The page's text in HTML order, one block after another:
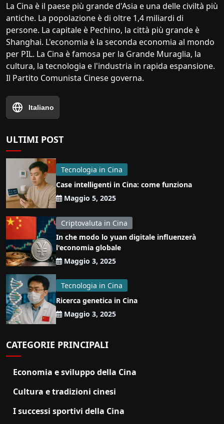
La Cina è il paese più grande d'Asia e una delle civiltà più
antiche. La popolazione è di oltre 1,4 miliardi di
persone. La capitale è Pechino, la città più grande è
Shanghai. L'economia è la seconda economia al mondo
per PIL. La Cina è famosa per la Grande Muraglia, la
cultura, la tecnologia e l'industria in rapida espansione.
Il Partito Comunista Cinese governa.
Italiano
ULTIMI POST
Tecnologia in Cina
Case intelligenti in Cina: come funziona
Maggio 5, 2025
Criptovaluta in Cina
In che modo lo yuan digitale influenzerà
l'economia globale
Maggio 3, 2025
Tecnologia in Cina
Ricerca genetica in Cina
Maggio 3, 2025
CATEGORIE PRINCIPALI
Economia e sviluppo della Cina
Cultura e tradizioni cinesi
I successi sportivi della Cina